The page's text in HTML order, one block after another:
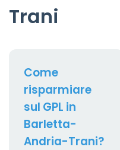
Trani
Come
risparmiare
sul GPL in
Barletta-
Andria-Trani?